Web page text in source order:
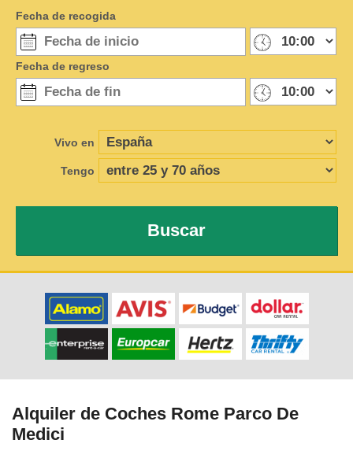
Fecha de recogida
Fecha de regreso
Vivo en
Tengo
Buscar
Alquiler de Coches Rome Parco De
Medici